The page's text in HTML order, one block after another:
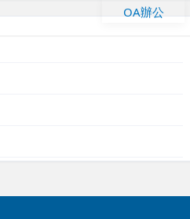
OA辦公